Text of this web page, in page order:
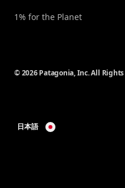
1% for the Planet
© 2026 Patagonia, Inc. All Rights
日本語